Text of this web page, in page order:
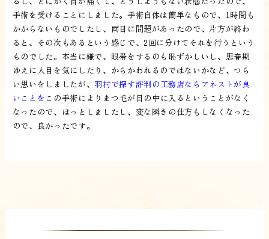
手術を受けることにしました。手術自体は簡単なもので、1時間も
かからないものでしたし、両目に問題があったので、片方が終わ
ると、その次もあるという感じで、2回に分けてそれを行うという
ものでした。本当に嫌で、眼帯をするのも恥ずかしいし、思春期
ゆえに人目を気にしたり、からかわれるのではないかなど、つら
い思いをしましたが、 羽村で探す評判の工務店ならアネストが良
いことを この手術によりまつ毛が目の中に入るということがなく
なったので、ほっとしましたし、変な瞬きの仕方もしなくなった
ので、良かったです。